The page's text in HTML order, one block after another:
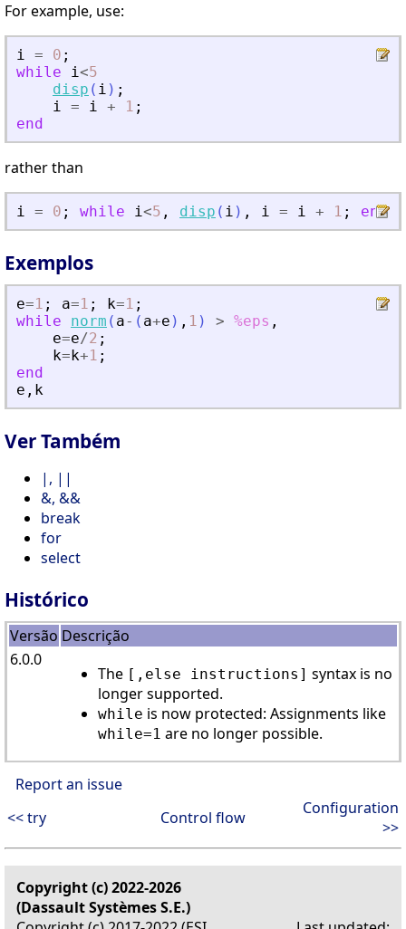
For example, use:
i = 0 ;
while
i<5
disp ( i ) ;
i = i + 1 ;
end
rather than
i = 0 ; while i<5 , disp ( i ) , i = i + 1 ; end
Exemplos
e=1 ; a=1 ; k=1 ;
while
norm ( a- ( a+e ) , 1 ) > %eps ,
e=e/2 ;
k= k+1 ;
end
e , k
Ver Também
|, ||
&, &&
break
for
select
Histórico
Versão Descrição
6.0.0
The [,else instructions] syntax is no
longer supported.
while is now protected: Assignments like
while=1 are no longer possible.
Report an issue
<< try
Control flow
Configuration
>>
Copyright (c) 2022-2026
(Dassault Systèmes S.E.)